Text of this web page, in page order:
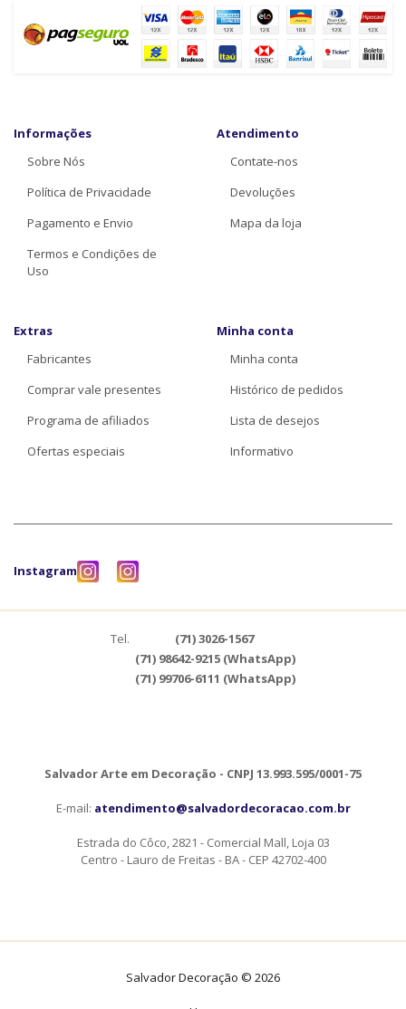
Informações
Sobre Nós
Política de Privacidade
Pagamento e Envio
Termos e Condições de
Uso
Atendimento
Contate-nos
Devoluções
Mapa da loja
Extras
Fabricantes
Comprar vale presentes
Programa de afiliados
Ofertas especiais
Minha conta
Minha conta
Histórico de pedidos
Lista de desejos
Informativo
Instagram
Tel.
(71) 3026-1567
(71) 98642-9215 (WhatsApp)
(71) 99706-6111 (WhatsApp)
Salvador Arte em Decoração - CNPJ 13.993.595/0001-75
E-mail: atendimento@salvadordecoracao.com.br
Estrada do Côco, 2821 - Comercial Mall, Loja 03
Centro - Lauro de Freitas - BA - CEP 42702-400
Salvador Decoração © 2026